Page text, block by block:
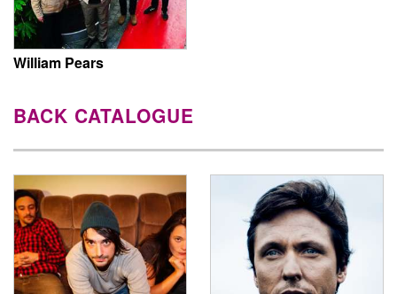
William Pears
BACK CATALOGUE